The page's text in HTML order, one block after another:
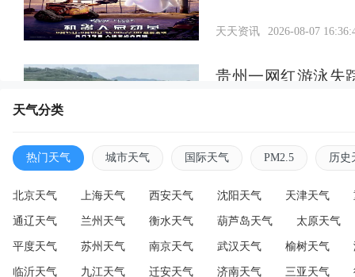
天天资讯 2026-08-07
贵州一网红游泳失
2026-08-07
天气分类
热门天气 城市天气 国际天气 PM2.5 历史
北京天气 上海天气 西安天气 沈阳天气 天津天气
通辽天气 兰州天气 衡水天气 葫芦岛天气 太原天气
平度天气 苏州天气 南京天气 武汉天气 榆树天气
临沂天气 九江天气 迁安天气 济南天气 三亚天气